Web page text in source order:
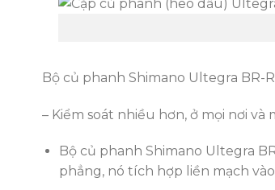
Bộ củ phanh Shimano Ultegra BR-
– Kiểm soát nhiều hơn, ở mọi nơi và
Bộ củ phanh Shimano Ultegra
phẳng, nó tích hợp liền mạch